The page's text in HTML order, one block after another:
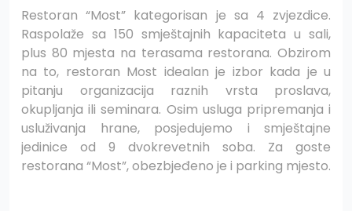
Restoran “Most” kategorisan je sa 4 zvjezdice.
Raspolaže sa 150 smještajnih kapaciteta u sali,
plus 80 mjesta na terasama restorana. Obzirom
na to, restoran Most idealan je izbor kada je u
pitanju organizacija raznih vrsta proslava,
okupljanja ili seminara. Osim usluga pripremanja i
usluživanja hrane, posjedujemo i smještajne
jedinice od 9 dvokrevetnih soba. Za goste
restorana “Most”, obezbjeđeno je i parking mjesto.